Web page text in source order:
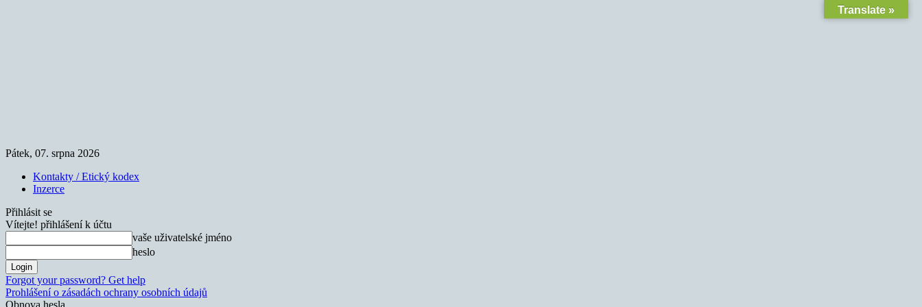
Pátek, 07. srpna 2026
Kontakty / Etický kodex
Inzerce
Přihlásit se
Vítejte! přihlášení k účtu
vaše uživatelské jméno
heslo
Forgot your password? Get help
Prohlášení o zásadách ochrany osobních údajů
Obnova hesla
Translate »